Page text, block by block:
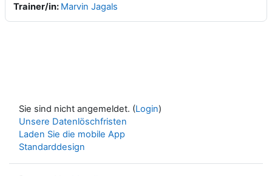
Trainer/in: Marvin Jagals
Sie sind nicht angemeldet. (Login)
Unsere Datenlöschfristen
Laden Sie die mobile App
Standarddesign